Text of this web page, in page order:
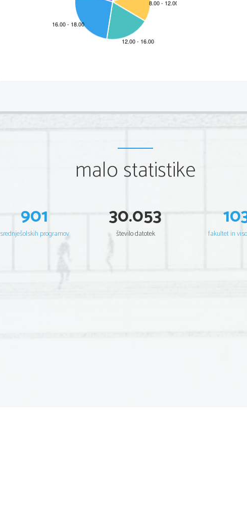
malo statistike
901
srednješolskih programov
30.053
število datotek fakultet in